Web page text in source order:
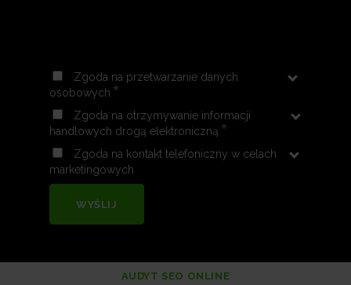
Zgoda na przetwarzanie danych
osobowych *
Zgoda na otrzymywanie informacji
handlowych drogą elektroniczną *
Zgoda na kontakt telefoniczny w celach
marketingowych
WYŚLIJ
AUDYT SEO ONLINE